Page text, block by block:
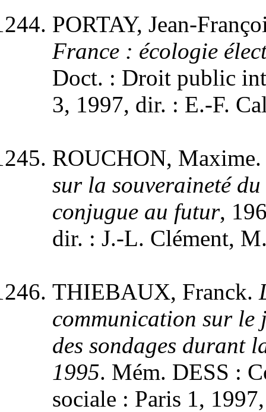
PORTAY, Jean-
France : écologie
Doct. : Droit public
3, 1997, dir. : E.-F.
ROUCHON,
sur la souveraineté
conjugue au futur,
dir. : J.-L. Clément,
THIEBAUX, Franck.
communication sur le
des sondages durant
1995. Mém. DESS :
sociale : Paris 1,